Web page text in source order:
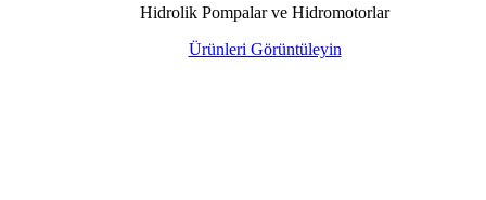
Hidrolik Pompalar ve Hidromotorlar
Ürünleri Görüntüleyin